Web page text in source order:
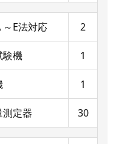
E法対応 2
験機 1
1
測定器 30